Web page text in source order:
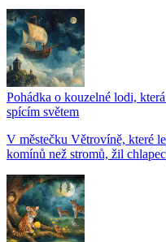
Pohádka o kouzelné lodi,
spícím světem
V městečku Větrovíně, které
komínů než stromů, žil